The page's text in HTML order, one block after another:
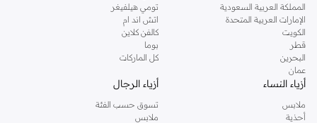
المملكة العربية السعودية
الإمارات العربية المتحدة
الكويت
قطر
البحرين
عمان
تومي هيلفيغر
اتش اند ام
كالفن كلاين
بوما
كل الماركات
أزياء النساء
ملابس
أحذية
أزياء الرجال
تسوق حسب الفئة
ملابس